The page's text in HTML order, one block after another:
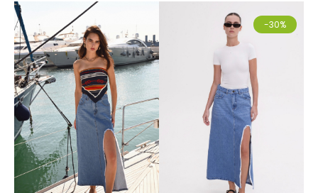
-30%